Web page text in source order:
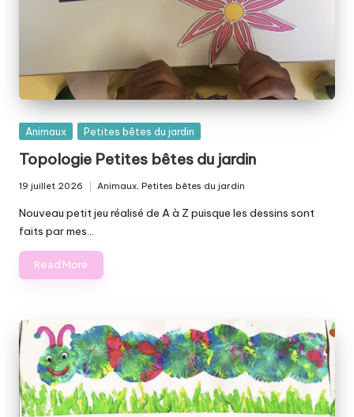
Posted
Animaux Petites bêtes du jardin
Topologie Petites bêtes du jardin
19 juillet 2026
in
Animaux,Petites bêtes du jardin
Nouveau petit jeu réalisé de A à Z puisque les dessins sont
faits par mes…
Read More